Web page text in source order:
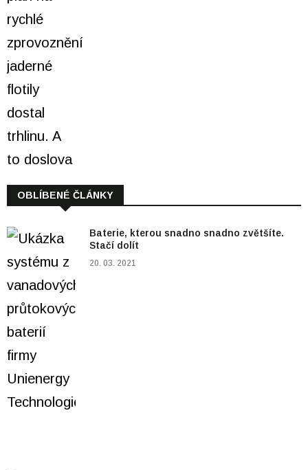
OBLÍBENÉ ČLÁNKY
Baterie, kterou snadno snadno zvětšíte.
Stačí dolít
20. 03. 2021